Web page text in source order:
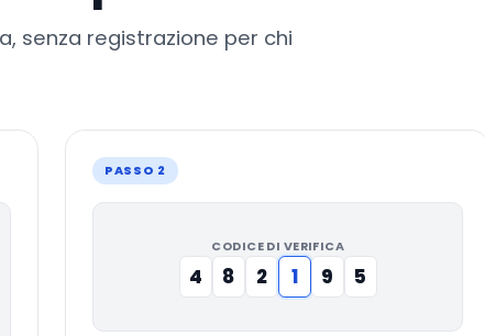
senza registrazione per chi
PASSO 2
CODICE DI VERIFICA
4 8 2 1 9 5